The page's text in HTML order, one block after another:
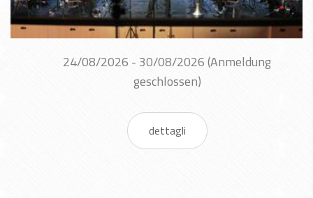
24/08/2026 - 30/08/2026(Anmeldung
geschlossen)
dettagli